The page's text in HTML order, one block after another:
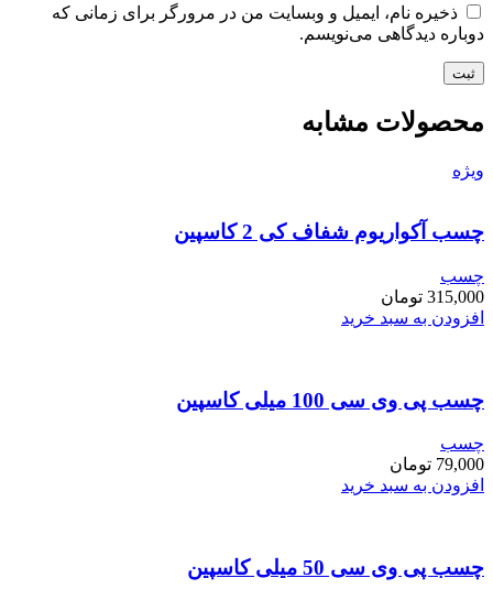
ذخیره نام، ایمیل و وبسایت من در مرورگر برای زمانی که
دوباره دیدگاهی می‌نویسم.
محصولات مشابه
ویژه
چسب آکواریوم شفاف کی 2 کاسپین
چسب
315,000 تومان
افزودن به سبد خرید
چسب پی وی سی 100 میلی کاسپین
چسب
79,000 تومان
افزودن به سبد خرید
چسب پی وی سی 50 میلی کاسپین